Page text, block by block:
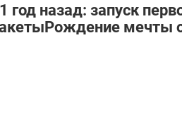
год назад: запуск
мечты